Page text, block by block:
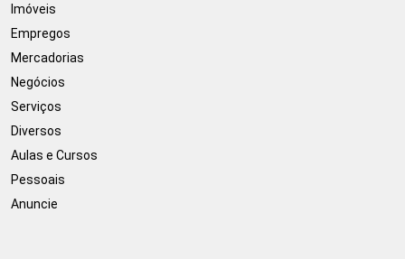
Imóveis
Empregos
Mercadorias
Negócios
Serviços
Diversos
Aulas e Cursos
Pessoais
Anuncie